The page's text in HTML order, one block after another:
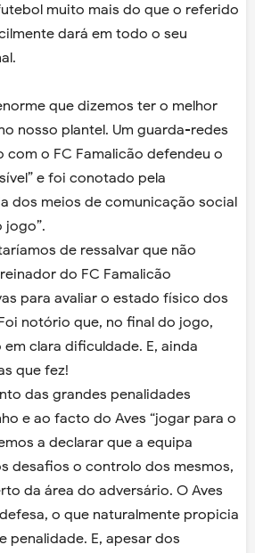
muito mais do que o referido
dará em todo o seu
que dizemos ter o melhor
nosso plantel. Um guarda-redes
o FC Famalicão defendeu o
e foi conotado pela
dos meios de comunicação social
jogo”.
de ressalvar que não
do FC Famalicão
para avaliar o estado físico dos
notório que, no final do jogo,
clara dificuldade. E, ainda
que fez!
das grandes penalidades
e ao facto do Aves “jogar para o
a declarar que a equipa
desafios o controlo dos mesmos,
da área do adversário. O Aves
o que naturalmente propicia
penalidade. E, apesar dos